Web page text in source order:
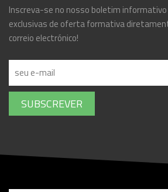
Inscreva-se no nosso boletim
exclusivas de oferta formativa
correio electrónico!
SUBSCREVER